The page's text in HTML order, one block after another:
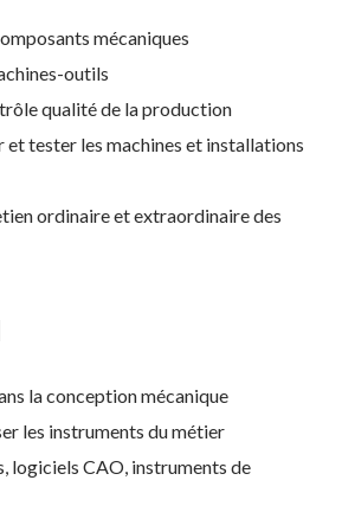
mécaniques
outils
qualité de la production
tester les machines et installations
ordinaire et extraordinaire des
la conception mécanique
les instruments du métier
logiciels CAO, instruments de